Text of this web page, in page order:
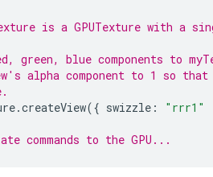
is a GPUTexture with a
green, blue components to
alpha component to 1 so
.createView({ swizzle : "rrr1"
commands to the GPU...